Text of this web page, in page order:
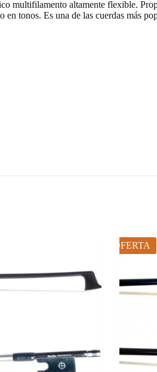
multifilamento altamente flexible.
tonos. Es una de las cuerdas más
OFERTA